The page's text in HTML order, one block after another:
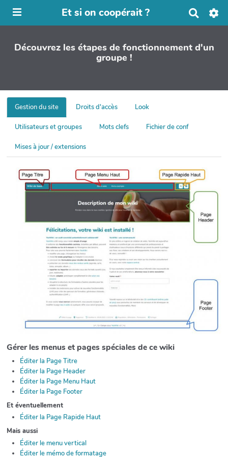
Et si on coopérait ?
e
e
Découvrez les étapes de fonctionnement d'un
groupe !
Gestion du site Droits d'accès Look
Utilisateurs et groupes Mots clefs Fichier de conf
Mises à jour / extensions
Gérer les menus et pages spéciales de ce wiki
Éditer la Page Titre
Éditer la Page Header
Éditer la Page Menu Haut
Éditer la Page Footer
Et éventuellement
Éditer la Page Rapide Haut
Mais aussi
Éditer le menu vertical
Éditer le mémo de formatage